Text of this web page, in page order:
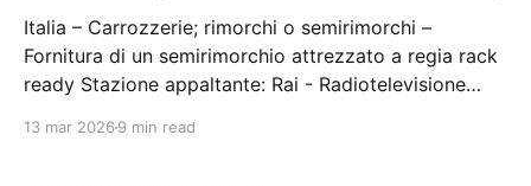
Italia – Carrozzerie; rimorchi o semirimorchi –
Fornitura di un semirimorchio attrezzato a regia rack
ready Stazione appaltante: Rai - Radiotelevisione
13 mar 2026 9 min read